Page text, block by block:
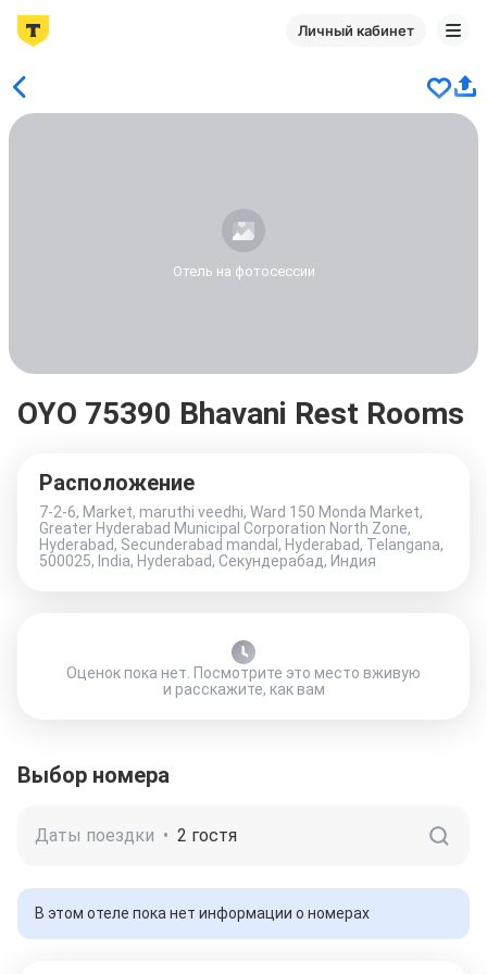
Личный кабинет
Отель на фотосессии
OYO 75390 Bhavani Rest Rooms
Расположение
7-2-6, Market, maruthi veedhi, Ward 150 Monda Market,
Greater Hyderabad Municipal Corporation North Zone,
Hyderabad, Secunderabad mandal, Hyderabad, Telangana,
500025, India, Hyderabad, Секундерабад, Индия
Оценок пока нет. Посмотрите это место вживую
и расскажите, как вам
Выбор номера
Даты поездки • 2 гостя
В этом отеле пока нет информации о номерах